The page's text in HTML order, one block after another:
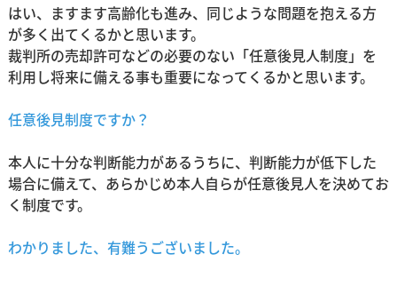
はい、ますます高齢化も進み、同じような問題を抱える方
が多く出てくるかと思います。
裁判所の売却許可などの必要のない「任意後見人制度」を
利用し将来に備える事も重要になってくるかと思います。
任意後見制度ですか？
本人に十分な判断能力があるうちに、判断能力が低下した
場合に備えて、あらかじめ本人自らが任意後見人を決めてお
く制度です。
わかりました、有難うございました。